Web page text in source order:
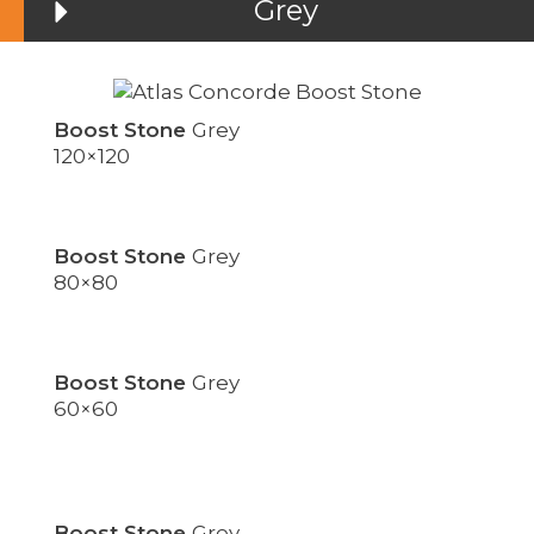
Grey
Boost Stone Grey
120×120
Boost Stone Grey
80×80
Boost Stone Grey
60×60